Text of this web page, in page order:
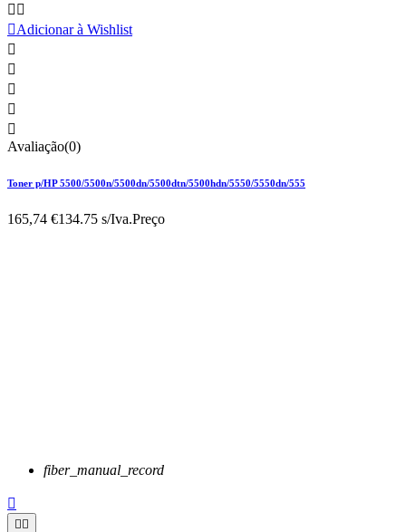
 
Adicionar à Wishlist





Avaliação(0)
Toner p/HP 5500/5500n/5500dn/5500dtn/5500hdn/5550/5550dn/555
165,74 €134.75 s/Iva.Preço
fiber_manual_record

